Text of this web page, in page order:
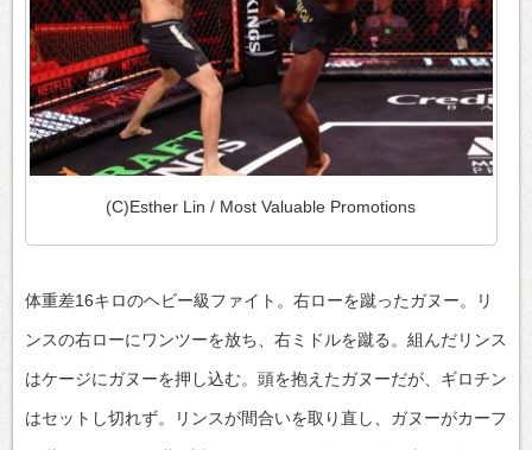
(C)Esther Lin / Most Valuable Promotions
体重差16キロのヘビー級ファイト。右ローを蹴ったガヌー。リ
ンスの右ローにワンツーを放ち、右ミドルを蹴る。組んだリンス
はケージにガヌーを押し込む。頭を抱えたガヌーだが、ギロチン
はセットし切れず。リンスが間合いを取り直し、ガヌーがカーフ